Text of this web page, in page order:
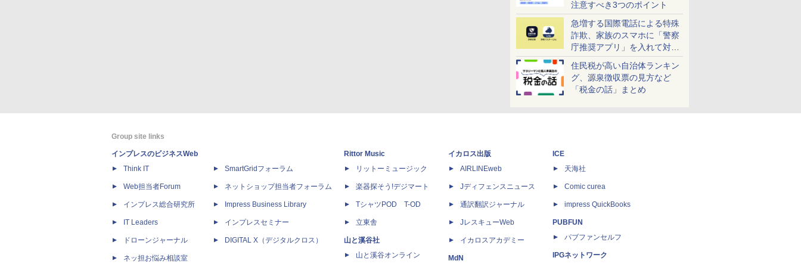
注意すべき3つのポイント
急増する国際電話による特殊
詐欺、家族のスマホに「警察
庁推奨アプリ」を入れて対策
しよう！
住民税が高い自治体ランキン
グ、源泉徴収票の見方など
「税金の話」まとめ
Group site links
インプレスのビジネスWeb
Think IT
Web担当者Forum
インプレス総合研究所
IT Leaders
ドローンジャーナル
ネッ担お悩み相談室
SmartGridフォーラム
ネットショップ担当者フォーラム
Impress Business Library
インプレスセミナー
DIGITAL X（デジタルクロス）
Rittor Music
リットーミュージック
楽器探そう!デジマート
TシャツPOD T-OD
立東舎
山と溪谷社
山と溪谷オンライン
イカロス出版
AIRLINEweb
Jディフェンスニュース
通訳翻訳ジャーナル
JレスキューWeb
イカロスアカデミー
MdN
ICE
天海社
Comic curea
impress QuickBooks
PUBFUN
パブファンセルフ
IPGネットワーク